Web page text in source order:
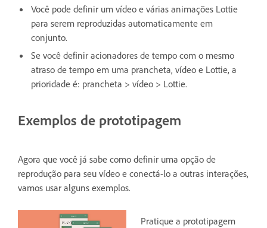
Você pode definir um vídeo e várias animações Lottie
para serem reproduzidas automaticamente em
conjunto.
Se você definir acionadores de tempo com o mesmo
atraso de tempo em uma prancheta, vídeo e Lottie, a
prioridade é: prancheta > vídeo > Lottie.
Exemplos de prototipagem
Agora que você já sabe como definir uma opção de
reprodução para seu vídeo e conectá-lo a outras interações,
vamos usar alguns exemplos.
Pratique a prototipagem